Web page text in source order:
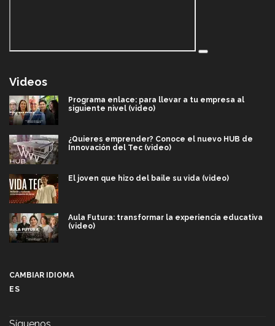
Videos
Programa enlace: para llevar a tu empresa al
siguiente nivel (video)
¿Quieres emprender? Conoce el nuevo HUB de
Innovación del Tec (video)
El joven que hizo del baile su vida (video)
Aula Futura: transformar la experiencia educativa
(video)
CAMBIAR IDIOMA
ES